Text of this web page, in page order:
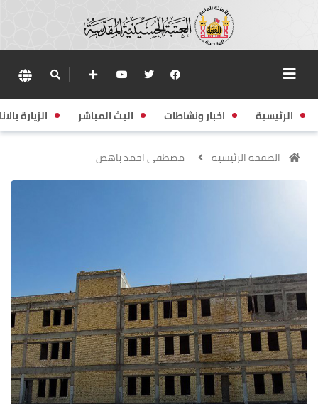
الرئيسية اخبار ونشاطات البث المباشر الزيارة
الصفحة الرئيسية مصطفى احمد باهض